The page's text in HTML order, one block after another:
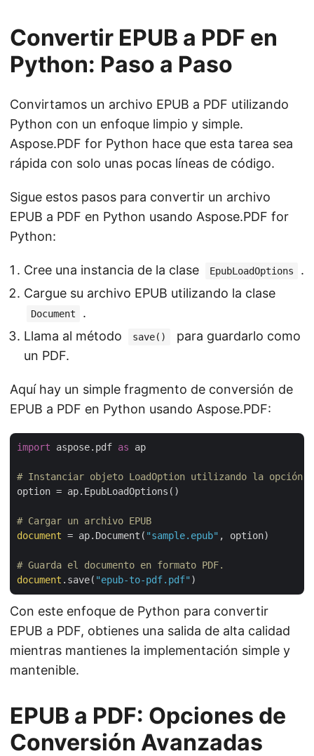
Convertir EPUB a PDF en
Python: Paso a Paso
Convirtamos un archivo EPUB a PDF utilizando
Python con un enfoque limpio y simple.
Aspose.PDF for Python hace que esta tarea sea
rápida con solo unas pocas líneas de código.
Sigue estos pasos para convertir un archivo
EPUB a PDF en Python usando Aspose.PDF for
Python:
Cree una instancia de la clase EpubLoadOptions
.
Cargue su archivo EPUB utilizando la clase
Document
.
Llama al método
save()
para guardarlo como
un PDF.
Aquí hay un simple fragmento de conversión de
EPUB a PDF en Python usando Aspose.PDF:
import aspose.pdf as ap
# Instanciar objeto LoadOption utilizando la opción de
option = ap.EpubLoadOptions()
# Cargar un archivo EPUB
document = ap.Document( "sample.epub" , option)
# Guarda el documento en formato PDF.
document .save( "epub-to-pdf.pdf"
Con este enfoque de Python para convertir
EPUB a PDF, obtienes una salida de alta calidad
mientras mantienes la implementación simple y
mantenible.
EPUB a PDF: Opciones de
Conversión Avanzadas